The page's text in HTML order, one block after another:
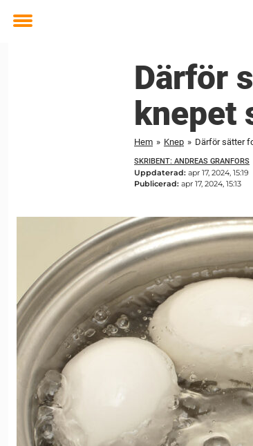
Toggle
Därför
knepet
Hem » Knep » Därför sätter
SKRIBENT: ANDREAS GRANFORS
Uppdaterad: apr 17, 2024, 15:19
Publicerad: apr 17, 2024, 15:13